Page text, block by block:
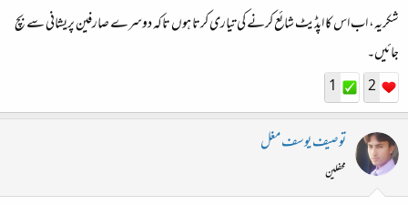
شکریہ، اب اس کا اپڈیٹ شائع کرنے کی تیاری کرتا ہوں تاکہ دوسرے صارفین پریشانی سے بچ
جائیں۔
2
1
توصیف یوسف مغل
محفلین